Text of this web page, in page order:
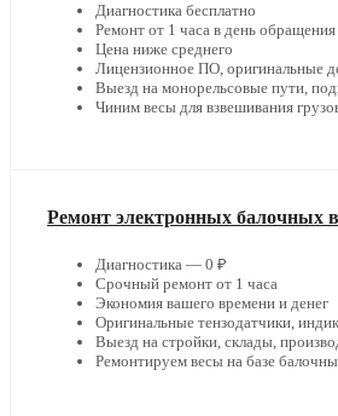
Диагностика бесплатно
Ремонт от 1 часа в день обращения
Цена ниже среднего
Лицензионное ПО, оригинальные
Выезд на монорельсовые пути,
Чиним весы для взвешивания
Ремонт электронных балочных
Диагностика — 0 ₽
Срочный ремонт от 1 часа
Экономия вашего времени и денег
Оригинальные тензодатчики,
Выезд на стройки, склады,
Ремонтируем весы на базе